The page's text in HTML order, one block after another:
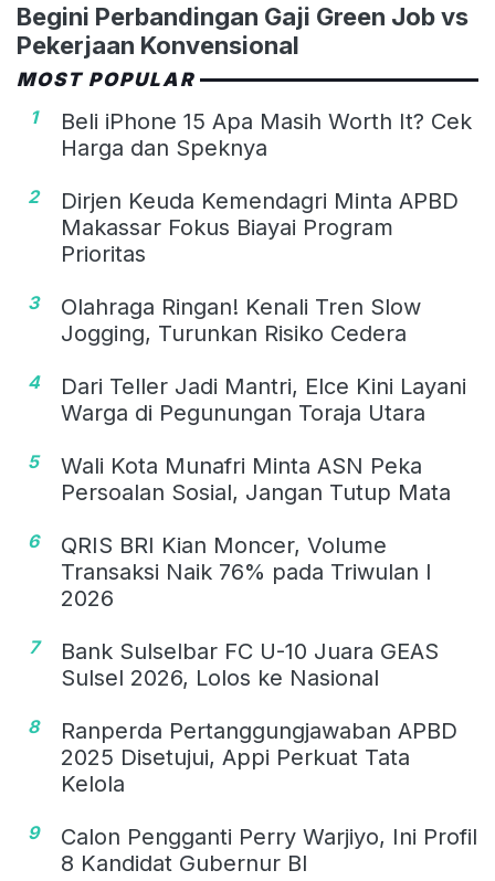
Begini Perbandingan Gaji Green Job vs
Pekerjaan Konvensional
MOST POPULAR
1
Beli iPhone 15 Apa Masih Worth It? Cek
Harga dan Speknya
2
Dirjen Keuda Kemendagri Minta APBD
Makassar Fokus Biayai Program
Prioritas
3
Olahraga Ringan! Kenali Tren Slow
Jogging, Turunkan Risiko Cedera
4
Dari Teller Jadi Mantri, Elce Kini Layani
Warga di Pegunungan Toraja Utara
5
Wali Kota Munafri Minta ASN Peka
Persoalan Sosial, Jangan Tutup Mata
6
QRIS BRI Kian Moncer, Volume
Transaksi Naik 76% pada Triwulan I
2026
7
Bank Sulselbar FC U-10 Juara GEAS
Sulsel 2026, Lolos ke Nasional
8
Ranperda Pertanggungjawaban APBD
2025 Disetujui, Appi Perkuat Tata
Kelola
9
Calon Pengganti Perry Warjiyo, Ini Profil
8 Kandidat Gubernur BI